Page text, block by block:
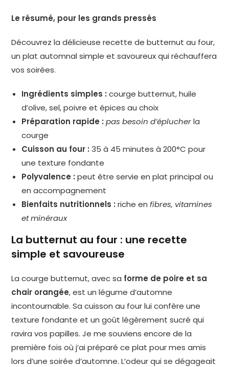
Le résumé, pour les grands pressés
Découvrez la délicieuse recette de butternut au four,
un plat automnal simple et savoureux qui réchauffera
vos soirées.
Ingrédients simples : courge butternut, huile
d’olive, sel, poivre et épices au choix
Préparation rapide : pas besoin d’éplucherla
courge
Cuisson au four : 35 à 45 minutes à 200°C pour
une texture fondante
Polyvalence : peut être servie en plat principal ou
en accompagnement
Bienfaits nutritionnels : riche enfibres, vitamines
et minéraux
La butternut au four : une recette
simple et savoureuse
La courge butternut, avec sa forme de poire et sa
chair orangée, est un légume d’automne
incontournable. Sa cuisson au four lui confère une
texture fondante et un goût légèrement sucré qui
ravira vos papilles. Je me souviens encore de la
première fois où j’ai préparé ce plat pour mes amis
lors d’une soirée d’automne. L’odeur qui se dégageait